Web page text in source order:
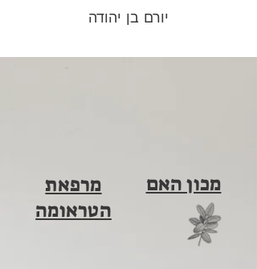
יורם בן יהודה
מרפאת
הטראומה
מכון האם